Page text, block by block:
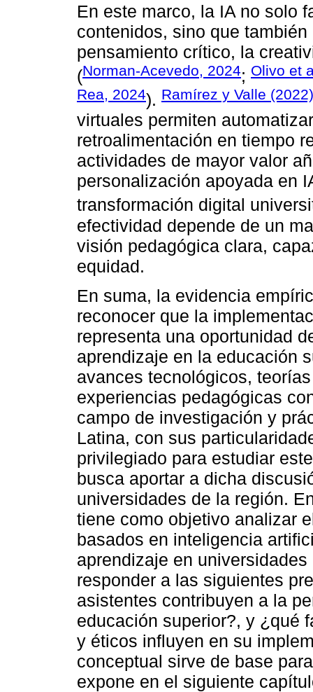
En este marco, la IA no solo
contenidos, sino que
pensamiento crítico, la
(Norman-Acevedo, 2024; Olivo et
Rea, 2024). Ramírez y Valle (2022)
virtuales permiten
retroalimentación en tiempo
actividades de mayor valor
personalización apoyada en
transformación digital
efectividad depende de un
visión pedagógica clara,
equidad.
En suma, la evidencia
reconocer que la
representa una oportunidad
aprendizaje en la educación
avances tecnológicos,
experiencias pedagógicas
campo de investigación y
Latina, con sus
privilegiado para estudiar
busca aportar a dicha
universidades de la región.
tiene como objetivo analizar
basados en inteligencia
aprendizaje en
responder a las siguientes
asistentes contribuyen a la
educación superior?, y ¿qué
y éticos influyen en su
conceptual sirve de base
expone en el siguiente